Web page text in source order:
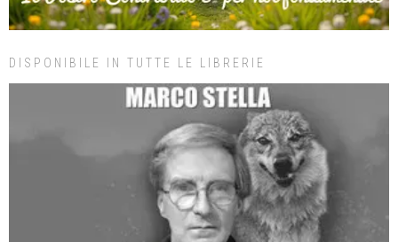
DISPONIBILE IN TUTTE LE LIBRERIE